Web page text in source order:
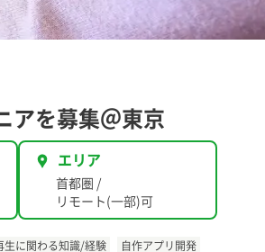
アを募集＠東京
エリア
首都圏 /
リモート(一部)可
生に関わる知識/経験 自作アプリ開発